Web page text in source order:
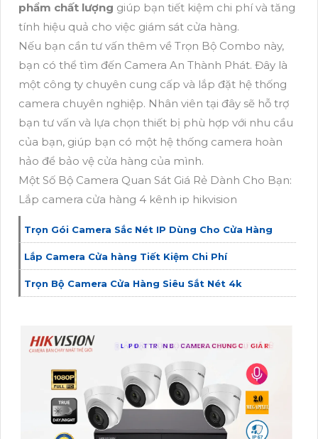
phẩm chất lượng giúp bạn tiết kiệm chi phí và tăng
tính hiệu quả cho việc giám sát cửa hàng.
Nếu bạn cần tư vấn thêm về Trọn Bộ Combo này,
bạn có thể tìm đến Camera An Thành Phát. Đây là
một công ty chuyên cung cấp và lắp đặt hệ thống
camera chuyên nghiệp. Nhân viên tại đây sẽ hỗ trợ
bạn tư vấn và lựa chọn thiết bị phù hợp với nhu cầu
của bạn, giúp bạn có một hệ thống camera hoàn
hảo để bảo vệ cửa hàng của mình.
Một Số Bộ Camera Quan Sát Giá Rẻ Dành Cho Bạn:
Lắp camera cửa hàng 4 kênh ip hikvision
Trọn Gói Camera Sắc Nét IP Dùng Cho Cửa Hàng
Lắp Camera Cửa hàng Tiết Kiệm Chi Phí
Trọn Bộ Camera Cửa Hàng Siêu Sắt Nét 4k